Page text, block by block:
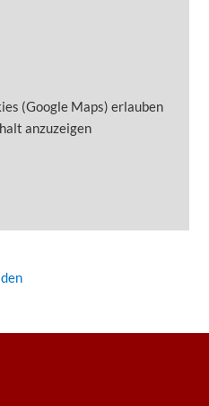
(Google Maps) erlauben
anzuzeigen